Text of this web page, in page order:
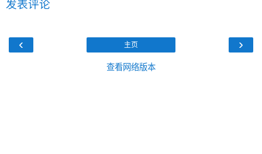
发表评论
‹ ›
主页
查看网络版本